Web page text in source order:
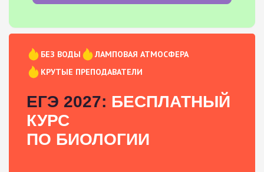
БЕЗ ВОДЫ
ЛАМПОВАЯ АТМОСФЕРА
КРУТЫЕ ПРЕПОДАВАТЕЛИ
ЕГЭ 2027: БЕСПЛАТНЫЙ
КУРС
ПО БИОЛОГИИ